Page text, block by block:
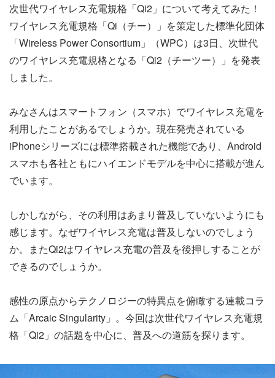
次世代ワイヤレス充電規格「Qi2」について考えてみた！
ワイヤレス充電規格「Qi（チー）」を策定した標準化団体
「Wireless Power Consortium」（WPC）は3日、次世代
のワイヤレス充電規格となる「Qi2（チーツー）」を発表
しました。
みなさんはスマートフォン（スマホ）でワイヤレス充電を
利用したことがあるでしょうか。現在発売されている
iPhoneシリーズには標準搭載された機能であり、Android
スマホも各社ともにハイエンドモデルを中心に搭載が進ん
でいます。
しかしながら、その利用はあまり普及していないようにも
感じます。なぜワイヤレス充電は普及しないのでしょう
か。またQi2はワイヤレス充電の普及を後押しすることが
できるのでしょうか。
感性の原点からテクノロジーの特異点を俯瞰する連載コラ
ム「Arcaic Singularity」。今回は次世代ワイヤレス充電規
格「Qi2」の話題を中心に、普及への道筋を探ります。